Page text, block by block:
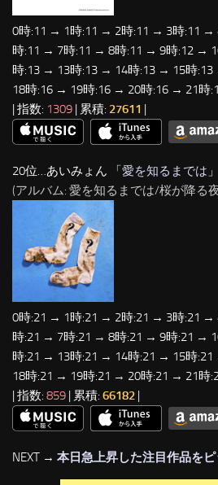
0時:11 → 1時:11 → 2時:11 → 3時:11
時:11 → 7時:11 → 8時:11 → 9時:12 →
時:13 → 13時:13 → 14時:13 → 15時
18時:16 → 19時:16 → 20時:16 → 21時
| 指数: 1309 | 累積: 27611 |
20位…あいみょん 「愛を知るまでは 」
(アルバム: 愛を知るまでは/桜が降る
0時:21 → 1時:21 → 2時:21 → 3時:21
時:21 → 7時:21 → 8時:21 → 9時:21 →
時:21 → 13時:21 → 14時:21 → 15時
18時:21 → 19時:21 → 20時:21 → 21時
| 指数: 859 | 累積: 66182 |
NEXT → 本日急上昇した注目作品をピ